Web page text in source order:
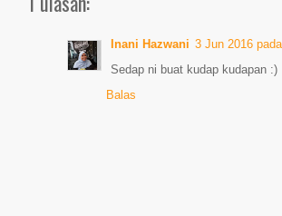
Inani Hazwani 3 Jun 2016
Sedap ni buat kudap kudapan :)
Balas